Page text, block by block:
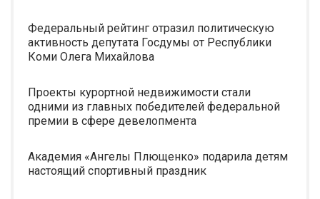
Федеральный рейтинг отразил политическую
активность депутата Госдумы от Республики
Коми Олега Михайлова
Проекты курортной недвижимости стали
одними из главных победителей федеральной
премии в сфере девелопмента
Академия «Ангелы Плющенко» подарила детям
настоящий спортивный праздник